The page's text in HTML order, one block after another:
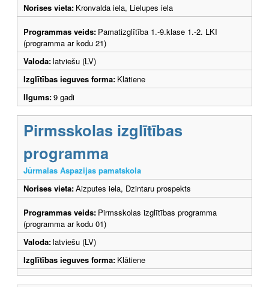
Norises vieta: Kronvalda iela, Lielupes iela
Programmas veids: Pamatizglītība 1.-9.klase 1.-2. LKI
(programma ar kodu 21)
Valoda:latviešu (LV)
Izglītības ieguves forma: Klātiene
Ilgums:9 gadi
Pirmsskolas izglītības
programma
Jūrmalas Aspazijas pamatskola
Norises vieta:Aizputes iela, Dzintaru prospekts
Programmas veids: Pirmsskolas izglītības programma
(programma ar kodu 01)
Valoda:latviešu (LV)
Izglītības ieguves forma: Klātiene